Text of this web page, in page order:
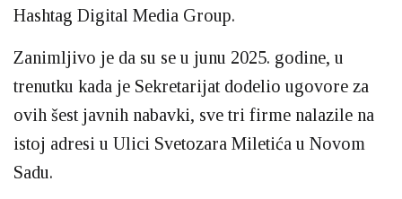
Hashtag Digital Media Group.
Zanimljivo je da su se u junu 2025. godine, u
trenutku kada je Sekretarijat dodelio ugovore za
ovih šest javnih nabavki, sve tri firme nalazile na
istoj adresi u Ulici Svetozara Miletića u Novom
Sadu.